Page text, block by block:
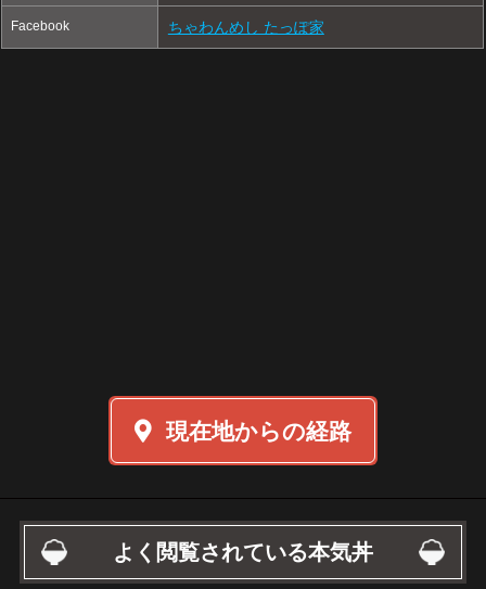
Facebook ちゃわんめし たっぽ家
現在地からの経路
よく閲覧されている本気丼